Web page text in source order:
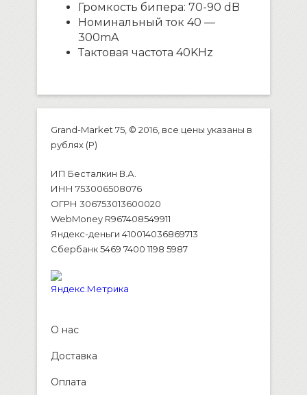
Громкость бипера: 70-90 dB
Номинальный ток 40 —
300mA
Тактовая частота 40KHz
Grand-Market 75, © 2016, все цены указаны в
рублях (P)
ИП Бесталкин В.А.
ИНН 753006508076
ОГРН 306753013600020
WebMoney R967408549911
Яндекс-деньги 410014036869713
Сбербанк 5469 7400 1198 5987
О нас
Доставка
Оплата